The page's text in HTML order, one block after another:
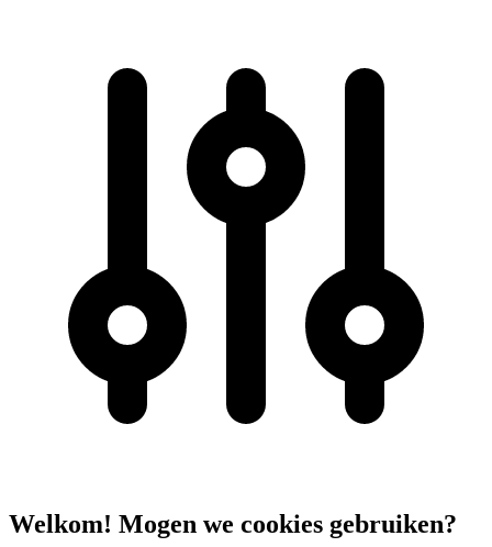
Welkom! Mogen we cookies gebruiken?